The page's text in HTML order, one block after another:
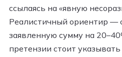
ссылаясь на «явную
Реалистичный ориентир —
заявленную сумму на
претензии стоит